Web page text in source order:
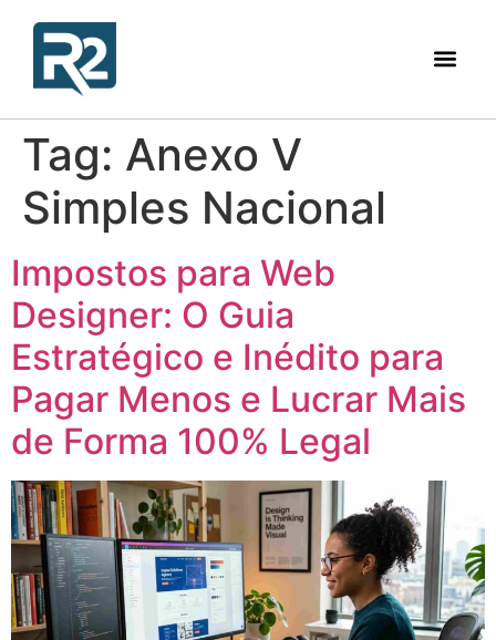
Tag: Anexo V
Simples Nacional
Impostos para Web
Designer: O Guia
Estratégico e Inédito para
Pagar Menos e Lucrar Mais
de Forma 100% Legal